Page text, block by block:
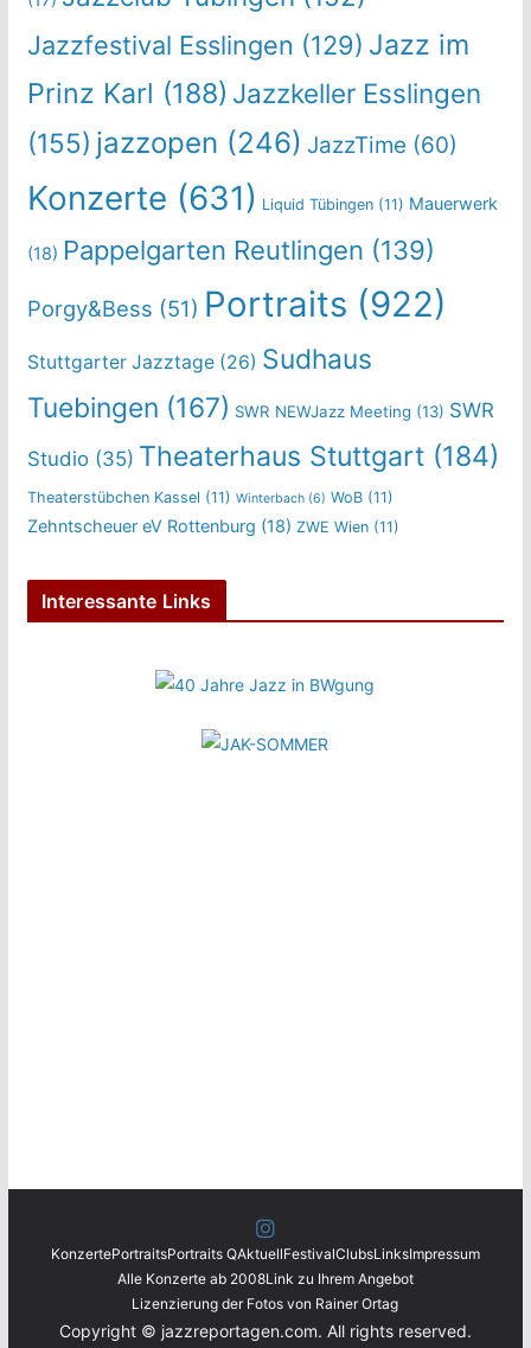
Jazzfestival Esslingen (129) Jazz im
Prinz Karl (188) Jazzkeller Esslingen
(155) jazzopen (246) JazzTime (60)
Konzerte (631) Liquid Tübingen(11) Mauerwerk
(18) Pappelgarten Reutlingen (139)
Porgy&Bess (51) Portraits (922)
Stuttgarter Jazztage(26) Sudhaus
Tuebingen (167) SWR NEWJazz Meeting (13) SWR
Studio(35) Theaterhaus Stuttgart(184)
Theaterstübchen Kassel (11) Winterbach(6) WoB(11)
Zehntscheuer eV Rottenburg (18) ZWE Wien(11)
Interessante Links
KonzertePortraitsPortraits QAktuellFestivalClubsLinksImpressum
Alle Konzerte ab 2008Link zu Ihrem Angebot
Lizenzierung der Fotos von Rainer Ortag
Copyright © jazzreportagen.com. All rights reserved.